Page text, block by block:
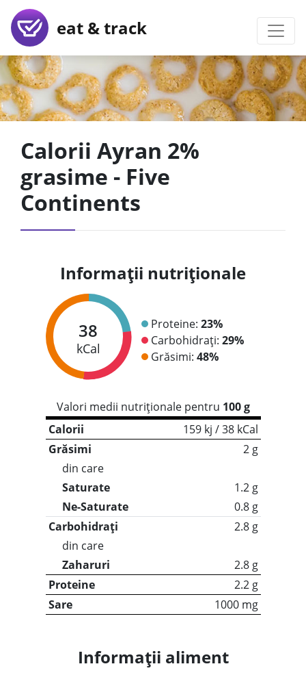
eat & track
Calorii Ayran 2%
grasime - Five
Continents
Informații nutriționale
38
kCal
Proteine: 23%
Carbohidrați: 29%
Grăsimi: 48%
Valori medii nutriționale pentru 100 g
Calorii
159 kj / 38 kCal
Grăsimi
2 g
din care
Saturate
1.2 g
Ne-Saturate
0.8 g
Carbohidrați
2.8 g
din care
Zaharuri
2.8 g
Proteine
2.2 g
Sare
1000 mg
Informații aliment